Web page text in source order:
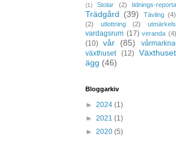
(1)
Stolar (2) tidnings-
Trädgård (39) Tävling (4)
(2)
utlottning (2)
vardagsrum (17) veranda (4)
(10) vår (85)
växthuset
(12) Växthuset
ägg (46)
Bloggarkiv
► 2024 (1)
► 2021 (1)
► 2020 (5)